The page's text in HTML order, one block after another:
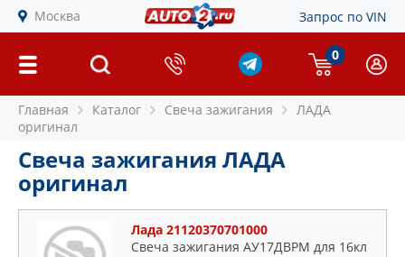
Москва Запрос по VIN
0
Главная Каталог Свеча зажигания
ЛАДА
оригинал
Свеча зажигания ЛАДА
оригинал
Лада 21120370701000
Свеча зажигания AУ17ДВРМ для 16кл